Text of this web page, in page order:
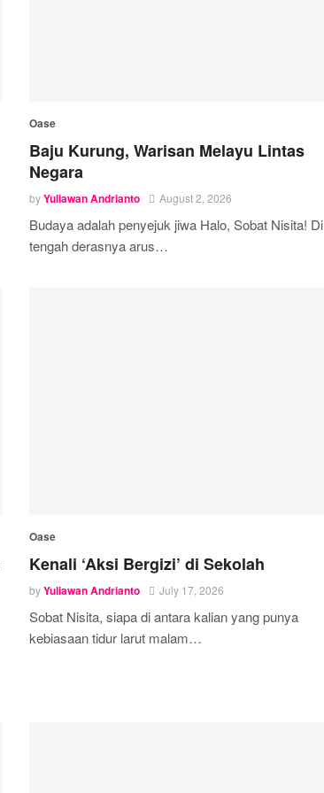
Oase
Baju Kurung, Warisan Melayu Lintas
Negara
byYuliawan Andrianto August 2, 2026
Budaya adalah penyejuk jiwa Halo, Sobat Nisita! Di
tengah derasnya arus…
Oase
Kenali ‘Aksi Bergizi’ di Sekolah
byYuliawan Andrianto July 17, 2026
Sobat Nisita, siapa di antara kalian yang punya
kebiasaan tidur larut malam…